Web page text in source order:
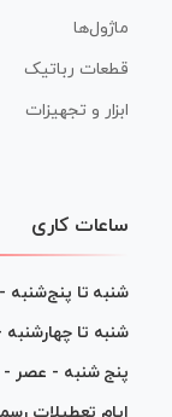
ماژول‌ها
قطعات رباتیک
ابزار و تجهیزات
ساعات کاری
شنبه تا
شنبه تا
پنج شنبه - عصر -
ایام تعطیلات